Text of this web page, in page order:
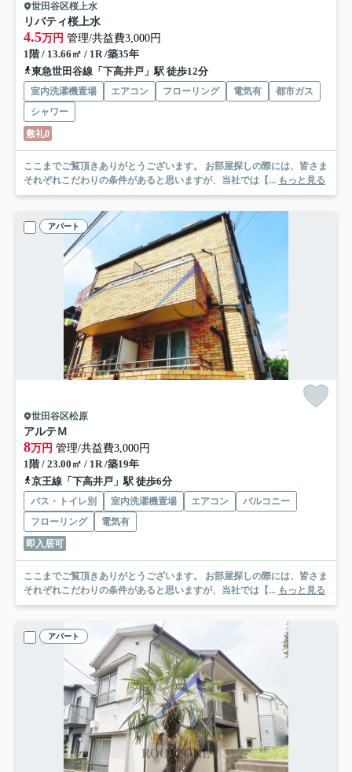
世田谷区桜上水
リバティ桜上水
4.5万円 管理/共益費3,000円
1階 / 13.66㎡ / 1R /築35年
東急世田谷線「下高井戸」駅 徒歩12分
室内洗濯機置場 エアコン フローリング 電気有
都市ガス
シャワー
敷礼0
ここまでご覧頂きありがとうございます。 お部屋探しの際には、皆さま
それぞれこだわりの条件があると思いますが、当社では【... もっと見る
アパート
世田谷区松原
アルテＭ
8万円 管理/共益費3,000円
1階 / 23.00㎡ / 1R /築19年
京王線「下高井戸」駅 徒歩6分
バス・トイレ別 室内洗濯機置場 エアコン
バルコニー
フローリング
電気有
即入居可
ここまでご覧頂きありがとうございます。 お部屋探しの際には、皆さま
それぞれこだわりの条件があると思いますが、当社では【... もっと見る
アパート